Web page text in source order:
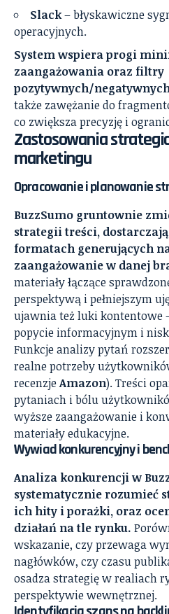
Slack– błyskawiczne
operacyjnych.
System wspiera progi
zaangażowania oraz filtry
pozytywnych/
także zawężanie do
co zwiększa precyzję i
Zastosowania
marketingu
Opracowanie i planowanie
BuzzSumo gruntownie
strategii treści,
formatach generujących
zaangażowanie w danej
materiały łączące
perspektywą i pełniejszym
ujawnia też luki kontentowe
popycie informacyjnym i
Funkcje analizy pytań
realne potrzeby
recenzjeAmazon). Treści
pytaniach i bólu
wyższe zaangażowanie i
materiały edukacyjne.
Wywiad konkurencyjny i
Analiza konkurencji w
systematycznie rozumieć
ich hity i porażki, oraz
działań na tle rynku.
wskazanie, czy przewaga
nagłówków, czy czasu
osadza strategię w realiach
perspektywie wewnętrznej.